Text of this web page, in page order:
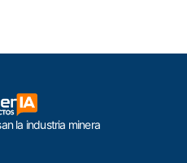
la industria minera